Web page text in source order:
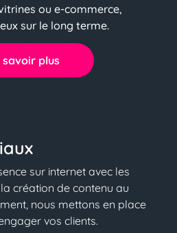
ou e-commerce,
sur le long terme.
savoir plus
sur internet avec les
création de contenu au
nous mettons en place
vos clients.